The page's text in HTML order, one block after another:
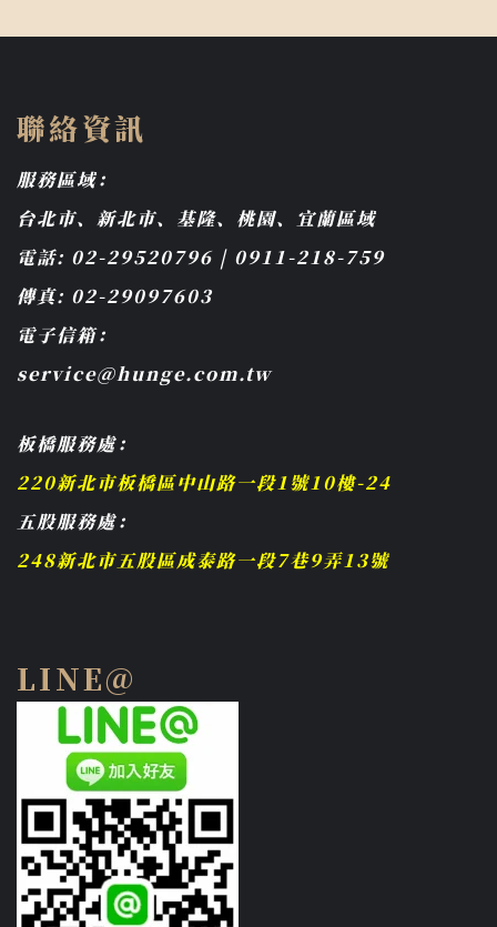
聯絡資訊
服務區域：
台北市、新北市、基隆、桃園、宜蘭區域
電話: 02-29520796 | 0911-218-759
傳真: 02-29097603
電子信箱：
service@hunge.com.tw
板橋服務處：
220新北市板橋區中山路一段1號10樓-24
五股服務處：
248新北市五股區成泰路一段7巷9弄13號
LINE@